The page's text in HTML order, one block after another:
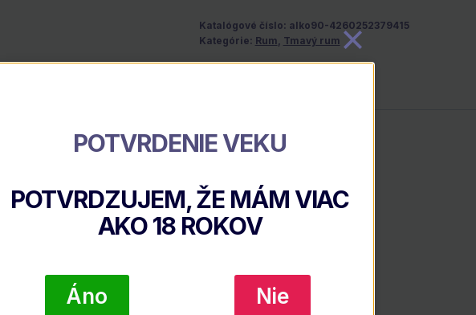
Katalógové číslo: alko90-4260252379415
Kategórie: Rum, Tmavý rum
Y.O., GIFT
POTVRDENIE VEKU
POTVRDZUJEM, ŽE MÁM VIAC
AKO18 ROKOV
Áno Nie